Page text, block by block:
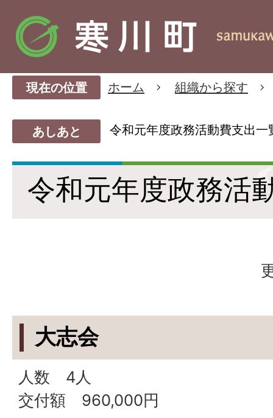
現在の位置 ホーム 組織から探す
あしあと 令和元年度政務活動費支出一
令和元年度政務活
大志会
人数 4人
交付額 960,000円